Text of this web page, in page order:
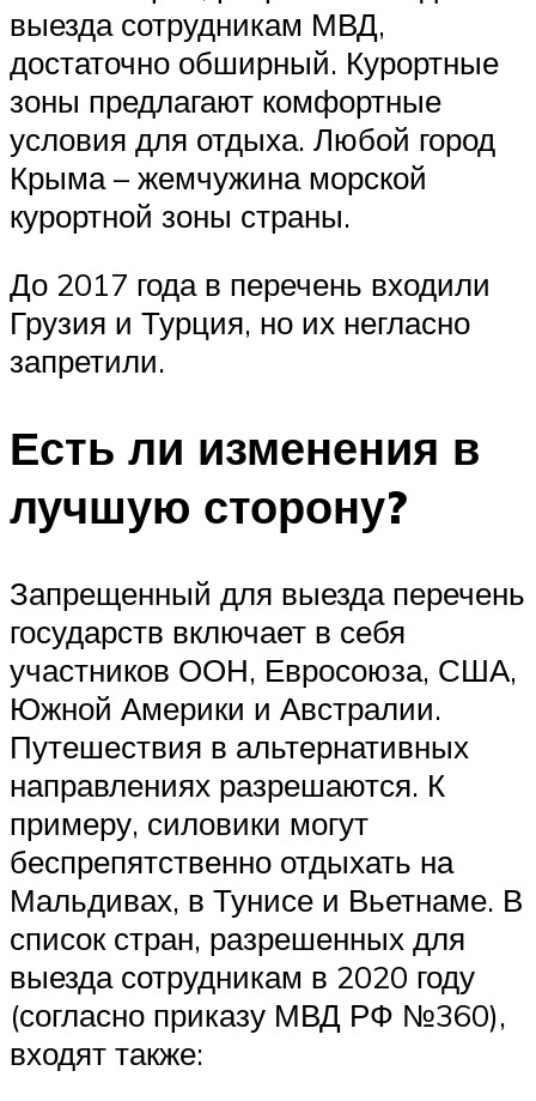
выезда сотрудникам МВД,
достаточно обширный. Курортные
зоны предлагают комфортные
условия для отдыха. Любой город
Крыма – жемчужина морской
курортной зоны страны.
До 2017 года в перечень входили
Грузия и Турция, но их негласно
запретили.
Есть ли изменения в
лучшую сторону?
Запрещенный для выезда перечень
государств включает в себя
участников ООН, Евросоюза, США,
Южной Америки и Австралии.
Путешествия в альтернативных
направлениях разрешаются. К
примеру, силовики могут
беспрепятственно отдыхать на
Мальдивах, в Тунисе и Вьетнаме. В
список стран, разрешенных для
выезда сотрудникам в 2020 году
(согласно приказу МВД РФ №360),
входят также: